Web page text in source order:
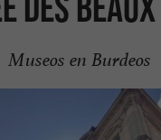
Museos en Burdeos